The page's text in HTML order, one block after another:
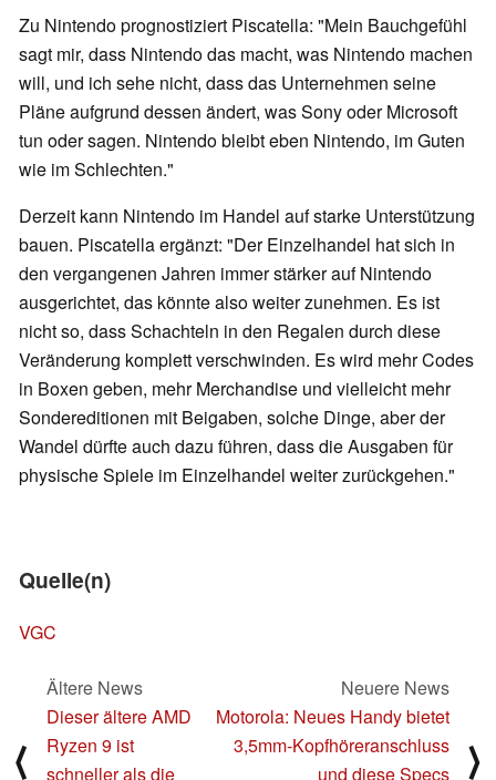
Zu Nintendo prognostiziert Piscatella: "Mein Bauchgefühl
sagt mir, dass Nintendo das macht, was Nintendo machen
will, und ich sehe nicht, dass das Unternehmen seine
Pläne aufgrund dessen ändert, was Sony oder Microsoft
tun oder sagen. Nintendo bleibt eben Nintendo, im Guten
wie im Schlechten."
Derzeit kann Nintendo im Handel auf starke Unterstützung
bauen. Piscatella ergänzt: "Der Einzelhandel hat sich in
den vergangenen Jahren immer stärker auf Nintendo
ausgerichtet, das könnte also weiter zunehmen. Es ist
nicht so, dass Schachteln in den Regalen durch diese
Veränderung komplett verschwinden. Es wird mehr Codes
in Boxen geben, mehr Merchandise und vielleicht mehr
Sondereditionen mit Beigaben, solche Dinge, aber der
Wandel dürfte auch dazu führen, dass die Ausgaben für
physische Spiele im Einzelhandel weiter zurückgehen."
Quelle(n)
VGC
⟨
Ältere News
Dieser ältere AMD
Ryzen 9 ist
schneller als die
Neuere News
Motorola: Neues Handy bietet
3,5mm-Kopfhöreranschluss
und diese Specs
⟩